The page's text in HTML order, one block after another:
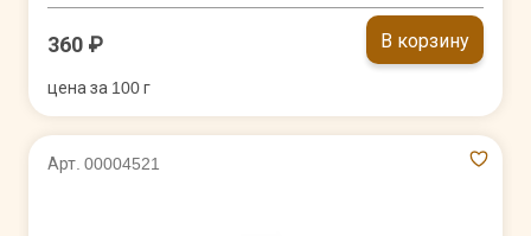
360 ₽ В корзину
цена за 100 г
Арт. 00004521